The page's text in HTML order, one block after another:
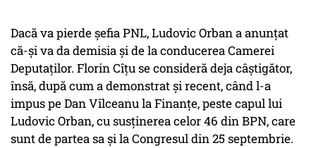
Dacă va pierde șefia PNL, Ludovic Orban a anunțat
că-și va da demisia și de la conducerea Camerei
Deputaților. Florin Cîțu se consideră deja câștigător,
însă, după cum a demonstrat și recent, când l-a
impus pe Dan Vîlceanu la Finanțe, peste capul lui
Ludovic Orban, cu susținerea celor 46 din BPN, care
sunt de partea sa și la Congresul din 25 septembrie.